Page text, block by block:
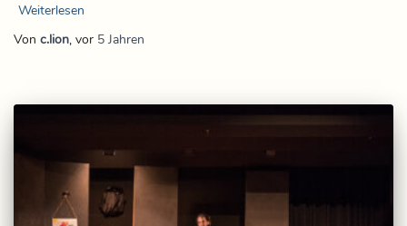
Weiterlesen
Von c.lion, vor 5 Jahren